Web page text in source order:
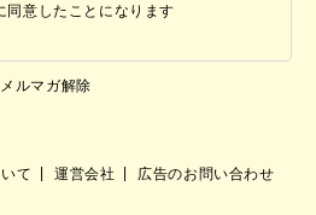
同意したことになります
メルマガ解除
て 運営会社
広告のお問い合わせ